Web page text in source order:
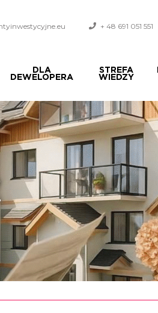
+ 48 691 051 551
DLA
DEWELOPERA
STREFA
WIEDZY